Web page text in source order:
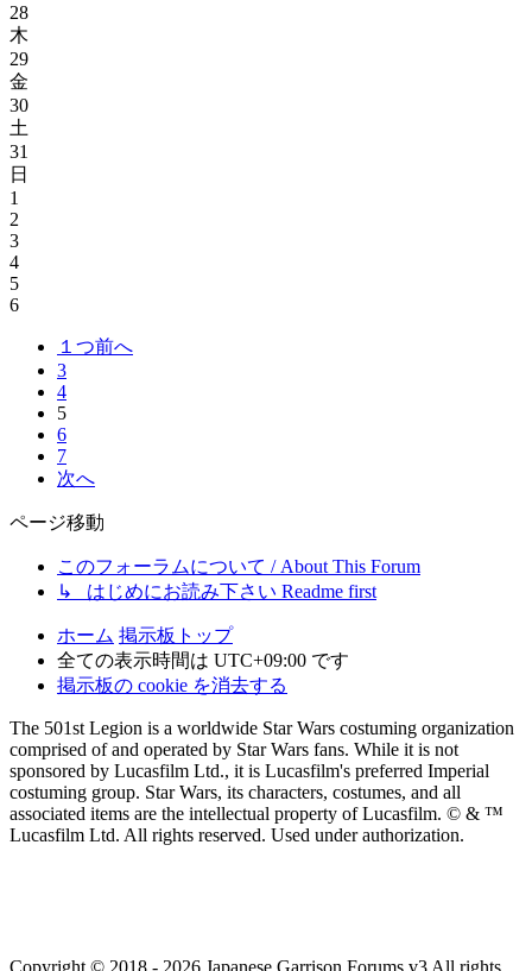
28
木
29
金
30
土
31
日
1
2
3
4
5
6
１つ前へ
3
4
5
6
7
次へ
ページ移動
このフォーラムについて / About This Forum
↳ はじめにお読み下さい Readme first
ホーム 掲示板トップ
全ての表示時間は UTC+09:00 です
掲示板の cookie を消去する
The 501st Legion is a worldwide Star Wars costuming organization
comprised of and operated by Star Wars fans. While it is not
sponsored by Lucasfilm Ltd., it is Lucasfilm's preferred Imperial
costuming group. Star Wars, its characters, costumes, and all
associated items are the intellectual property of Lucasfilm. © & ™
Lucasfilm Ltd. All rights reserved. Used under authorization.